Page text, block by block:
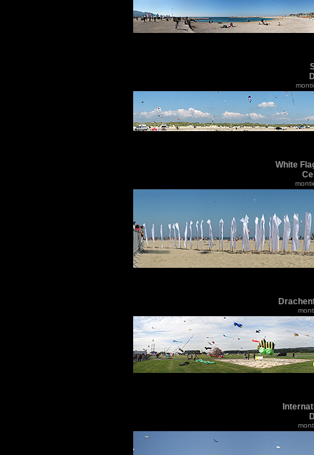
White